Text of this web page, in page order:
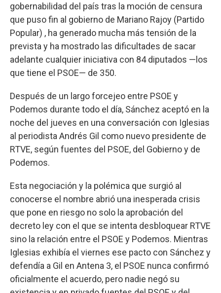
gobernabilidad del país tras la moción de censura
que puso fin al gobierno de Mariano Rajoy (Partido
Popular) , ha generado mucha más tensión de la
prevista y ha mostrado las dificultades de sacar
adelante cualquier iniciativa con 84 diputados —los
que tiene el PSOE— de 350.
Después de un largo forcejeo entre PSOE y
Podemos durante todo el día, Sánchez aceptó en la
noche del jueves en una conversación con Iglesias
al periodista Andrés Gil como nuevo presidente de
RTVE, según fuentes del PSOE, del Gobierno y de
Podemos.
Esta negociación y la polémica que surgió al
conocerse el nombre abrió una inesperada crisis
que pone en riesgo no solo la aprobación del
decreto ley con el que se intenta desbloquear RTVE
sino la relación entre el PSOE y Podemos. Mientras
Iglesias exhibía el viernes ese pacto con Sánchez y
defendía a Gil en Antena 3, el PSOE nunca confirmó
oficialmente el acuerdo, pero nadie negó su